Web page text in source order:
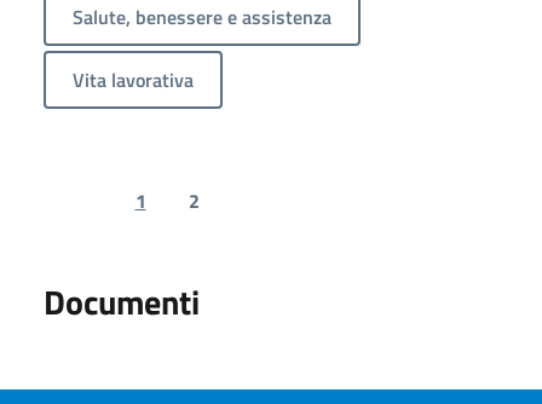
Salute, benessere e assistenza
Vita lavorativa
Previous page
1 2
Documenti